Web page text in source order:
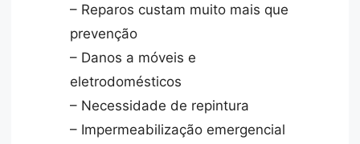
– Reparos custam muito mais que
prevenção
– Danos a móveis e
eletrodomésticos
– Necessidade de repintura
– Impermeabilização emergencial